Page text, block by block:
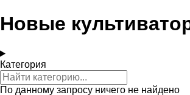
Новые
Категория
По данному запросу ничего не найдено